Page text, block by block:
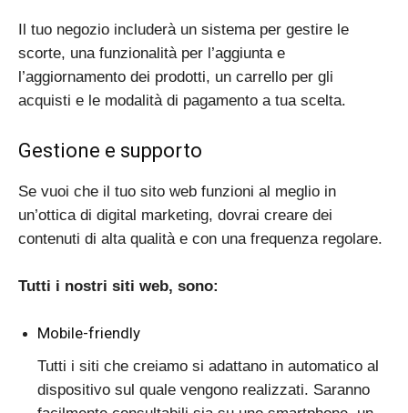
Il tuo negozio includerà un sistema per gestire le
scorte, una funzionalità per l’aggiunta e
l’aggiornamento dei prodotti, un carrello per gli
acquisti e le modalità di pagamento a tua scelta.
Gestione e supporto
Se vuoi che il tuo sito web funzioni al meglio in
un’ottica di digital marketing, dovrai creare dei
contenuti di alta qualità e con una frequenza regolare.
Tutti i nostri siti web, sono:
Mobile-friendly
Tutti i siti che creiamo si adattano in automatico al
dispositivo sul quale vengono realizzati. Saranno